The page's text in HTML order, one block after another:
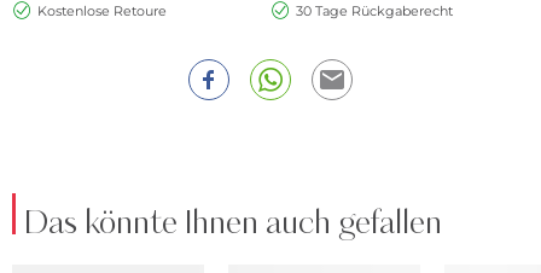
Kostenlose Retoure
30 Tage Rückgaberecht
Das könnte Ihnen auch gefallen